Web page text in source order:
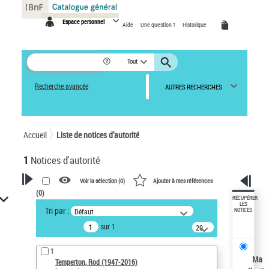
Espace personnel Aide Une question ? Historique
Tout
Recherche avancée AUTRES RECHERCHES
Accueil Liste de notices d’autorité
1 Notices d'autorité
VOTRE RECHERCHE
Recherche avancée dans les
notices d’autorité
Œuvres liées à l'auteur :
Temperton, Rod (1947-2016)
Voir la sélection (0) Ajouter à mes références
(0)
Tri par : Défaut
sur 1
20
résultats/page
1
Temperton, Rod (1947-2016)
RÉCUPÉRER
LES
NOTICES
Ma
Panneau de gestion des cookies